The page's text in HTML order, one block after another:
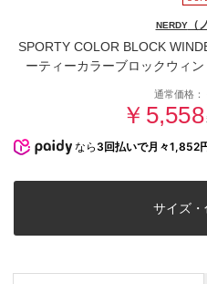
NERDY（
SPORTY COLOR BLOCK
ーティーカラーブロックウィ
通常価格：
￥5,558
なら 3回払いで月々1,852
サイズ